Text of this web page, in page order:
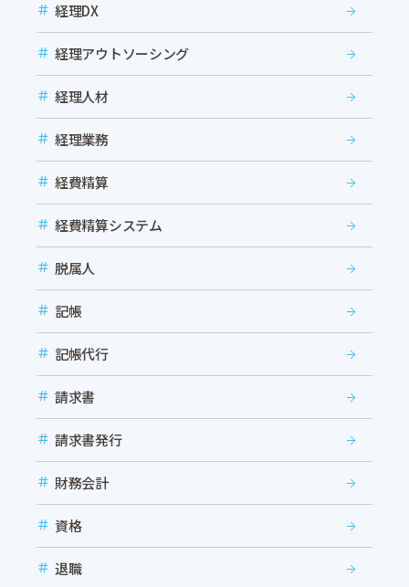
経理DX
経理アウトソーシング
経理人材
経理業務
経費精算
経費精算システム
脱属人
記帳
記帳代行
請求書
請求書発行
財務会計
資格
退職